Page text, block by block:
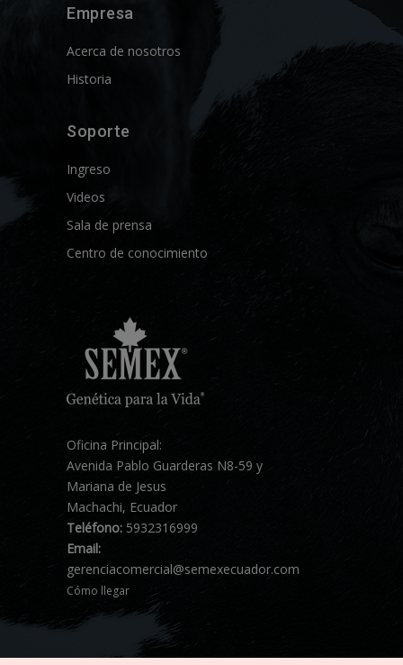
Empresa
Acerca de nosotros
Historia
Soporte
Ingreso
Videos
Sala de prensa
Centro de conocimiento
Oficina Principal:
Avenida Pablo Guarderas N8-59 y
Mariana de Jesus
Machachi, Ecuador
Teléfono: 5932316999
Email:
gerenciacomercial@semexecuador.com
Cómo llegar